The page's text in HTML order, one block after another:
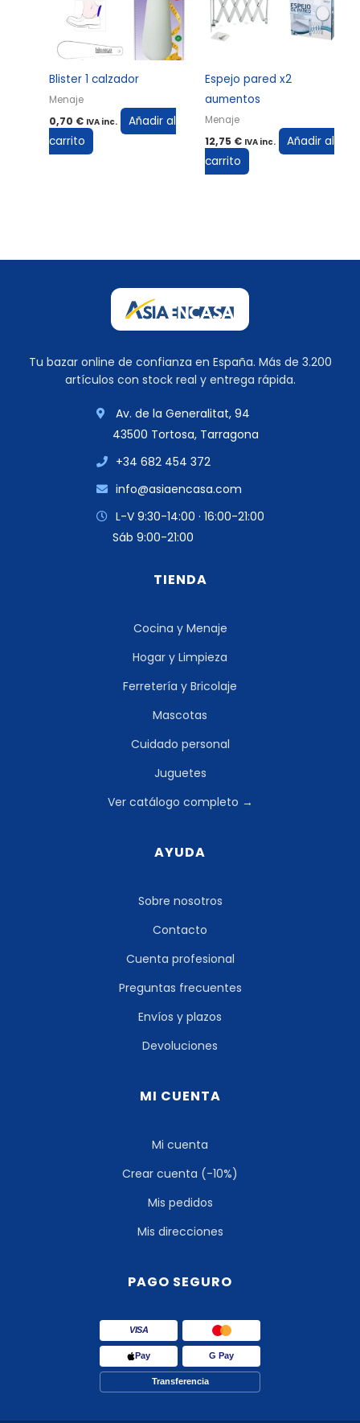
Blister 1 calzador
Menaje
0,70 € IVA inc.
Añadir al
carrito
Espejo pared x2
aumentos
Menaje
12,75 € IVA inc.
Añadir al
carrito
Tu bazar online de confianza en España. Más de 3.200
artículos con stock real y entrega rápida.
Av. de la Generalitat, 94
43500 Tortosa, Tarragona
+34 682 454 372
info@asiaencasa.com
L-V 9:30-14:00 · 16:00-21:00
Sáb 9:00-21:00
TIENDA
Cocina y Menaje
Hogar y Limpieza
Ferretería y Bricolaje
Mascotas
Cuidado personal
Juguetes
Ver catálogo completo →
AYUDA
Sobre nosotros
Contacto
Cuenta profesional
Preguntas frecuentes
Envíos y plazos
Devoluciones
MI CUENTA
Mi cuenta
Crear cuenta (-10%)
Mis pedidos
Mis direcciones
PAGO SEGURO
VISA
Pay G Pay
Transferencia